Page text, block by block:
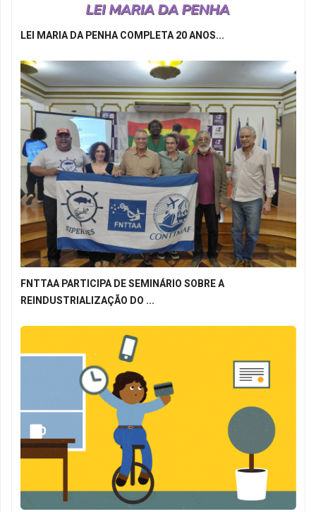
LEI MARIA DA PENHA COMPLETA 20 ANOS...
FNTTAA PARTICIPA DE SEMINÁRIO SOBRE A
REINDUSTRIALIZAÇÃO DO ...